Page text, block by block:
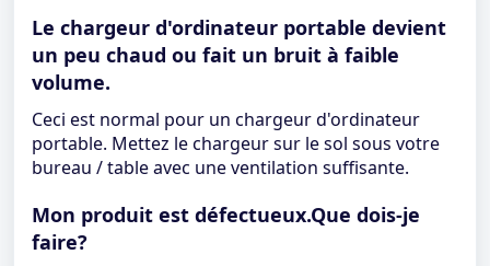
Le chargeur d'ordinateur portable devient
un peu chaud ou fait un bruit à faible
volume.
Ceci est normal pour un chargeur d'ordinateur
portable. Mettez le chargeur sur le sol sous votre
bureau / table avec une ventilation suffisante.
Mon produit est défectueux.Que dois-je
faire?